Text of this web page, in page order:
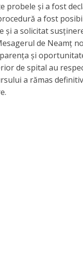
probele și a fost
a fost
și a solicitat
de Neamț
și
de spital au
a rămas